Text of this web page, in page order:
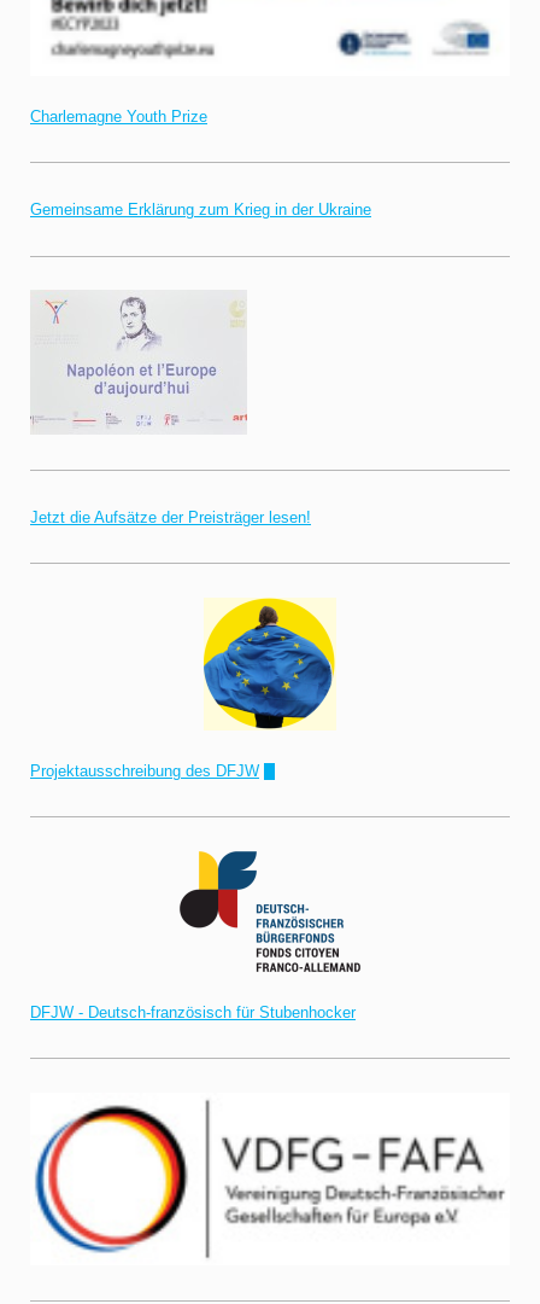
Charlemagne Youth Prize
Gemeinsame Erklärung zum Krieg in der Ukraine
Jetzt die Aufsätze der Preisträger lesen!
Projektausschreibung des DFJW
DFJW - Deutsch-französisch für Stubenhocker